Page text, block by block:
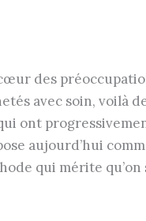
des
avec soin, voilà
ont
aujourd’hui
qui mérite qu’on